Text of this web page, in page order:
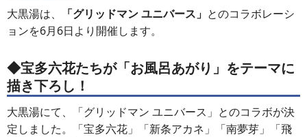
大黒湯は、 「グリッドマン ユニバース」 とのコラボレーシ
ョンを6月6日より開催します。
◆宝多六花たちが「お風呂あがり」をテーマに
描き下ろし！
大黒湯にて、「グリッドマン ユニバース」とのコラボが決
定しました。「宝多六花」「新条アカネ」「南夢芽」「飛